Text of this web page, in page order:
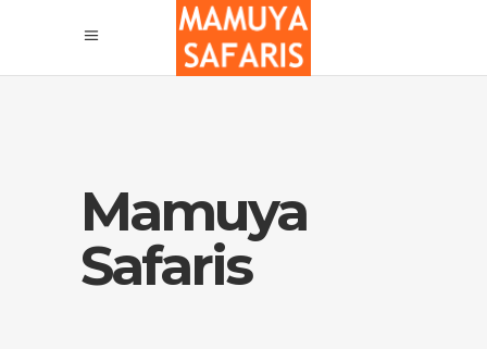
Mamuya
Safaris